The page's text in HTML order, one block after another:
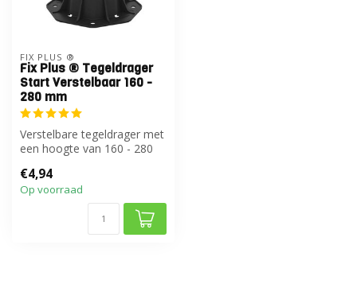
FIX PLUS ®
Fix Plus ® Tegeldrager
Start Verstelbaar 160 -
280 mm
Verstelbare tegeldrager met
een hoogte van 160 - 280
€4,94
Op voorraad